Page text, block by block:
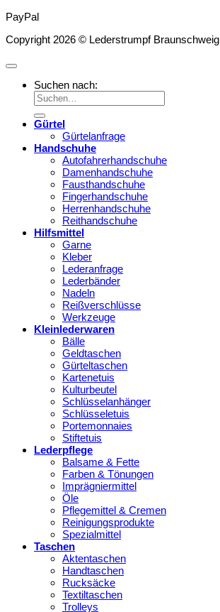
PayPal
Copyright 2026 © Lederstrumpf Braunschweig
Suchen nach:
Gürtel
Gürtelanfrage
Handschuhe
Autofahrerhandschuhe
Damenhandschuhe
Fausthandschuhe
Fingerhandschuhe
Herrenhandschuhe
Reithandschuhe
Hilfsmittel
Garne
Kleber
Lederanfrage
Lederbänder
Nadeln
Reißverschlüsse
Werkzeuge
Kleinlederwaren
Bälle
Geldtaschen
Gürteltaschen
Kartenetuis
Kulturbeutel
Schlüsselanhänger
Schlüsseletuis
Portemonnaies
Stiftetuis
Lederpflege
Balsame & Fette
Farben & Tönungen
Imprägniermittel
Öle
Pflegemittel & Cremen
Reinigungsprodukte
Spezialmittel
Taschen
Aktentaschen
Handtaschen
Rucksäcke
Textiltaschen
Trolleys